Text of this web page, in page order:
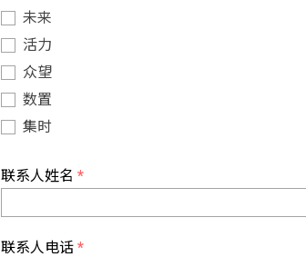
未来
活力
众望
数置
集时
联系人姓名 *
联系人电话 *